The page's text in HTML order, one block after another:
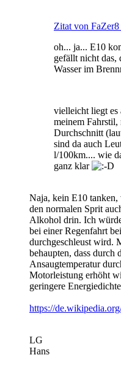
Zitat von
oh... ja... E10
gefällt nicht das,
Wasser im
vielleicht liegt es
meinem
Durchschnitt
sind da auch
l/100km.... wie
ganz klar
Naja, kein E10
den normalen Sprit
Alkohol drin. Ich
bei einer Regenfahrt
durchgeschleust wird.
behaupten, dass durch
Ansaugtemperatur
Motorleistung erhöht
geringere
https://
LG
Hans